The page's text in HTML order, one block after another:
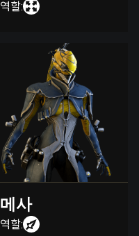
역할:
메사
역할: